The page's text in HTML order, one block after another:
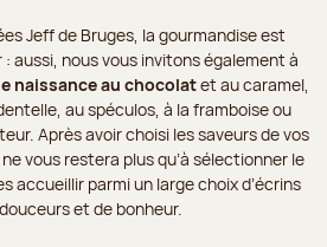
Jeff de Bruges, la gourmandise est
: aussi, nous vous invitons également à
naissance au chocolatet au caramel,
au spéculos, à la framboise ou
Après avoir choisi les saveurs de vos
vous restera plus qu’à sélectionner le
accueillir parmi un large choix d’écrins
et de bonheur.